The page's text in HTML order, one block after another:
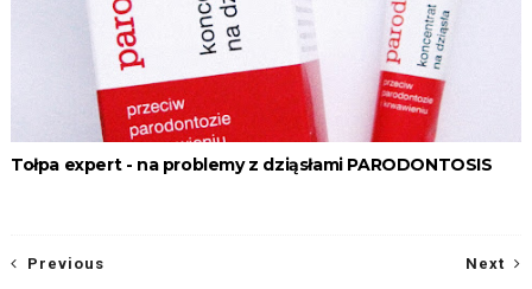
Tołpa expert - na problemy z dziąsłami PARODONTOSIS
Next
Previous